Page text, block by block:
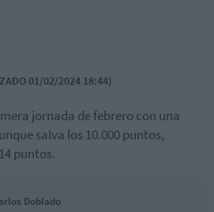
01/02/2024 18:44)
jornada de febrero con una
salva los 10.000 puntos,
puntos.
Doblado